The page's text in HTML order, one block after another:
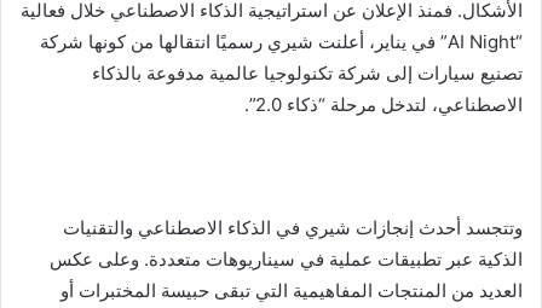
الأشكال. فمنذ الإعلان عن استراتيجية الذكاء الاصطناعي خلال فعالية
“AI Night” في يناير، أعلنت شيري رسميًا انتقالها من كونها شركة
تصنيع سيارات إلى شركة تكنولوجيا عالمية مدفوعة بالذكاء
الاصطناعي، لتدخل مرحلة “ذكاء 2.0”.
وتتجسد أحدث إنجازات شيري في الذكاء الاصطناعي والتقنيات
الذكية عبر تطبيقات عملية في سيناريوهات متعددة. وعلى عكس
العديد من المنتجات المفاهيمية التي تبقى حبيسة المختبرات أو